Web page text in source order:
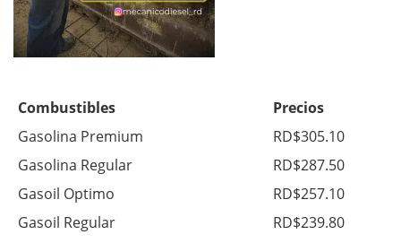
Combustibles
Precios
Gasolina Premium
RD$305.10
Gasolina Regular
RD$287.50
Gasoil Optimo
RD$257.10
Gasoil Regular
RD$239.80